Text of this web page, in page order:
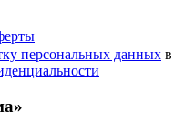
персональных данных в